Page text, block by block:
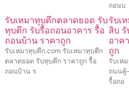
ถอนบ
รับเหมาทุบตึกตลาดยอด รับ
ทุบตึก รับรื้อถอนอาคาร รื้อ
ถอนบ้าน ราคาถูก
รับเหมาทุบตึก.com รับเหมาทุบตึก
ตลาดยอด รับทุบตึก ราคาถูก รื้อ
ถอนบ้าน ร
รับเ
สิบ
อาค
ถูก
รับเห
ถนนคู้
รื้อถอ